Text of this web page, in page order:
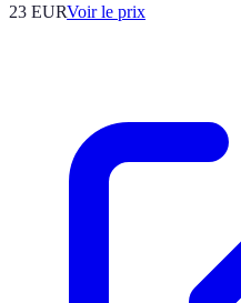
23 EURVoir le prix